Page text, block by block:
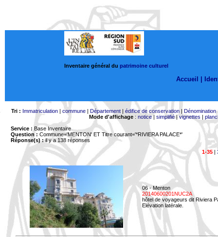
Inventaire général du patrimoine culturel
Accueil |
Tri : Immatriculation| commune| Département| édifice de conservation| Dénomination
Mode d'affichage: notice| simplifié|vignettes |
Service : Base Inventaire
Question : Commune='MENTON' ET Titre courant='*RIVIERA PALACE*'
Réponse(s) :il y a 138 réponses
1-35|
06 - Menton
20140600201NUC2A
hôtel de voyageurs dit Riviera
Elévation latérale.